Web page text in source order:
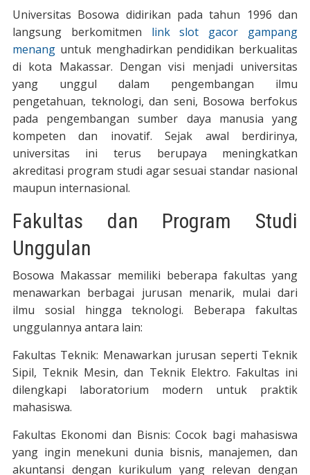
Universitas Bosowa didirikan pada tahun 1996 dan
langsung berkomitmen link slot gacor gampang
menanguntuk menghadirkan pendidikan berkualitas
di kota Makassar. Dengan visi menjadi universitas
yang unggul dalam pengembangan ilmu
pengetahuan, teknologi, dan seni, Bosowa berfokus
pada pengembangan sumber daya manusia yang
kompeten dan inovatif. Sejak awal berdirinya,
universitas ini terus berupaya meningkatkan
akreditasi program studi agar sesuai standar nasional
maupun internasional.
Fakultas dan Program Studi
Unggulan
Bosowa Makassar memiliki beberapa fakultas yang
menawarkan berbagai jurusan menarik, mulai dari
ilmu sosial hingga teknologi. Beberapa fakultas
unggulannya antara lain:
Fakultas Teknik: Menawarkan jurusan seperti Teknik
Sipil, Teknik Mesin, dan Teknik Elektro. Fakultas ini
dilengkapi laboratorium modern untuk praktik
mahasiswa.
Fakultas Ekonomi dan Bisnis: Cocok bagi mahasiswa
yang ingin menekuni dunia bisnis, manajemen, dan
akuntansi dengan kurikulum yang relevan dengan